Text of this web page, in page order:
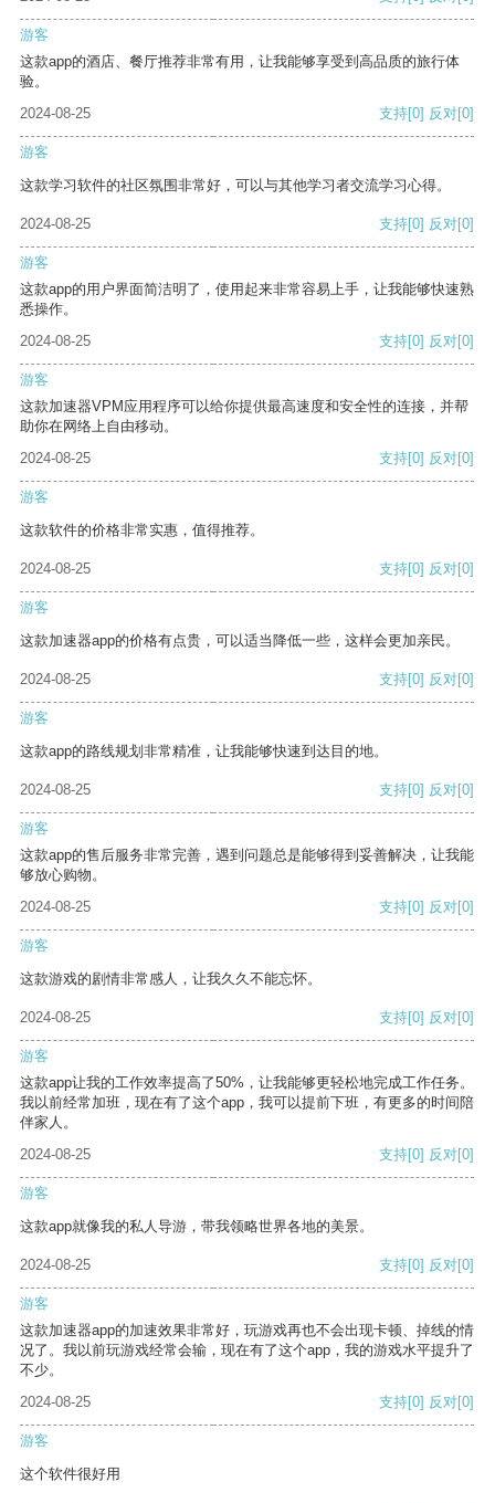
游客
这款app的酒店、餐厅推荐非常有用，让我能够享受到高品质的旅行体
验。
2024-08-25
支持[0] 反对[0]
游客
这款学习软件的社区氛围非常好，可以与其他学习者交流学习心得。
2024-08-25 支持[0] 反对[0]
游客
这款app的用户界面简洁明了，使用起来非常容易上手，让我能够快速熟
悉操作。
2024-08-25
支持[0] 反对[0]
游客
这款加速器VPM应用程序可以给你提供最高速度和安全性的连接，并帮
助你在网络上自由移动。
2024-08-25
支持[0] 反对[0]
游客
这款软件的价格非常实惠，值得推荐。
2024-08-25 支持[0] 反对[0]
游客
这款加速器app的价格有点贵，可以适当降低一些，这样会更加亲民。
2024-08-25 支持[0] 反对[0]
游客
这款app的路线规划非常精准，让我能够快速到达目的地。
2024-08-25 支持[0] 反对[0]
游客
这款app的售后服务非常完善，遇到问题总是能够得到妥善解决，让我能
够放心购物。
2024-08-25
支持[0] 反对[0]
游客
这款游戏的剧情非常感人，让我久久不能忘怀。
2024-08-25 支持[0] 反对[0]
游客
这款app让我的工作效率提高了50%，让我能够更轻松地完成工作任务。
我以前经常加班，现在有了这个app，我可以提前下班，有更多的时间陪
伴家人。
2024-08-25
支持[0] 反对[0]
游客
这款app就像我的私人导游，带我领略世界各地的美景。
2024-08-25 支持[0] 反对[0]
游客
这款加速器app的加速效果非常好，玩游戏再也不会出现卡顿、掉线的情
况了。我以前玩游戏经常会输，现在有了这个app，我的游戏水平提升了
不少。
2024-08-25
支持[0] 反对[0]
游客
这个软件很好用